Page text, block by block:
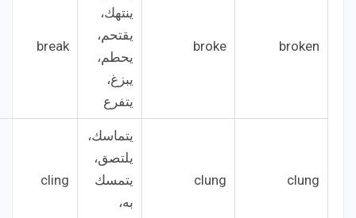
broken
broke
ينتهك،
يقتحم،
يحطم،
يبزغ،
يتفرع
break
clung
clung
يتماسك،
يلتصق،
يتمسك
به،
cling